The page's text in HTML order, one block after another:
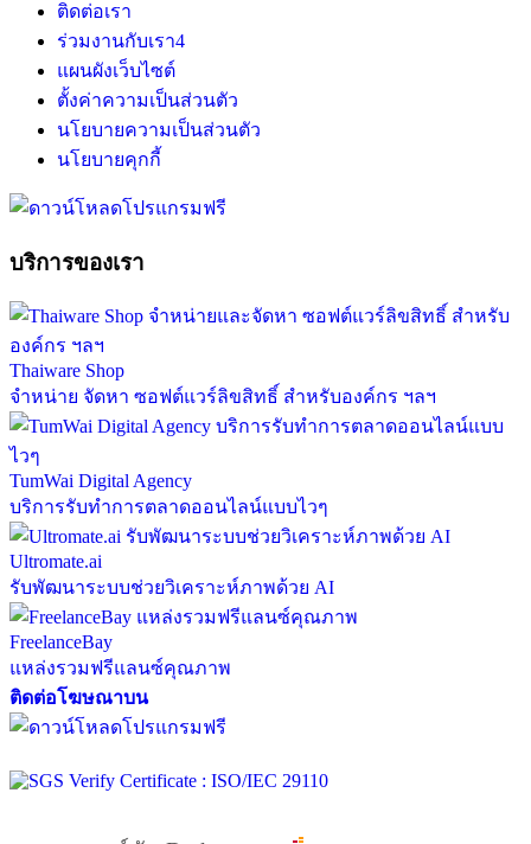
ติดต่อเรา
ร่วมงานกับเรา4
แผนผังเว็บไซต์
ตั้งค่าความเป็นส่วนตัว
นโยบายความเป็นส่วนตัว
นโยบายคุกกี้
บริการของเรา
Thaiware Shop
จำหน่าย จัดหา ซอฟต์แวร์ลิขสิทธิ์ สำหรับองค์กร ฯลฯ
TumWai Digital Agency
บริการรับทำการตลาดออนไลน์แบบไวๆ
Ultromate.ai
รับพัฒนาระบบช่วยวิเคราะห์ภาพด้วย AI
FreelanceBay
แหล่งรวมฟรีแลนซ์คุณภาพ
ติดต่อโฆษณาบน